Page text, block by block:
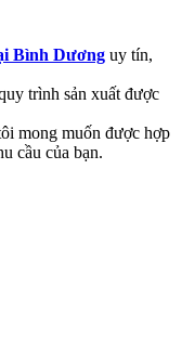
Bình Dương uy tín,
trình sản xuất được
mong muốn được hợp
cầu của bạn.